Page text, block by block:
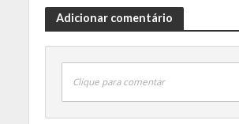
Adicionar comentário
Clique para comentar